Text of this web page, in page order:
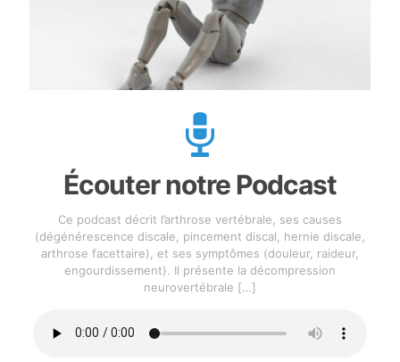
Écouter notre Podcast
Ce podcast décrit l’arthrose vertébrale, ses causes
(dégénérescence discale, pincement discal, hernie discale,
arthrose facettaire), et ses symptômes (douleur, raideur,
engourdissement). Il présente la décompression
neurovertébrale […]